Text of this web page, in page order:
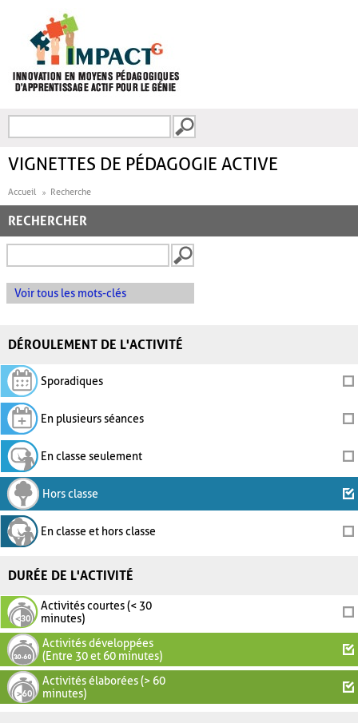
FORMULAIRE DE
VIGNETTES DE PÉDAGOGIE ACTIVE
Accueil Recherche
RECHERCHER
Voir tous les mots-clés
DÉROULEMENT DE L'ACTIVITÉ
Sporadiques
En plusieurs séances
En classe seulement
Hors classe
En classe et hors classe
DURÉE DE L'ACTIVITÉ
Activités courtes (< 30
minutes)
Activités développées
(Entre 30 et 60 minutes)
Activités élaborées (> 60
minutes)